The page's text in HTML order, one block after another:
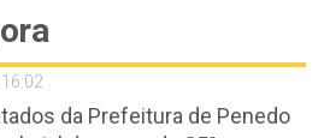
16:02
da Prefeitura de Penedo